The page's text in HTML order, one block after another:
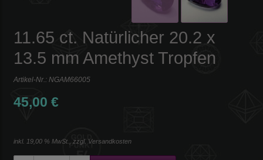
11.65 ct. Natürlicher 20.2 x
13.5 mm Amethyst Tropfen
Artikel-Nr.: NGAM66005
45,00 €
inkl. 19,00 % MwSt., zzgl. Versandkosten